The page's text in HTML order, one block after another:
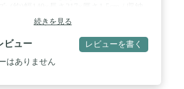
/ 重量: (約)760g / 材質: 発泡
、EVA樹脂
続きを見る
ビュー レビューを書く
はありません